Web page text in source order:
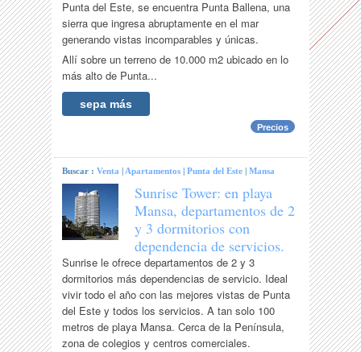
Punta del Este, se encuentra Punta Ballena, una
sierra que ingresa abruptamente en el mar
generando vistas incomparables y únicas.
Allí sobre un terreno de 10.000 m2 ubicado en lo
más alto de Punta...
sepa más
Precios
Buscar :Venta |Apartamentos |Punta del Este |Mansa
Sunrise Tower: en playa
Mansa, departamentos de 2
y 3 dormitorios con
dependencia de servicios.
Sunrise le ofrece departamentos de 2 y 3
dormitorios más dependencias de servicio. Ideal
vivir todo el año con las mejores vistas de Punta
del Este y todos los servicios. A tan solo 100
metros de playa Mansa. Cerca de la Península,
zona de colegios y centros comerciales.